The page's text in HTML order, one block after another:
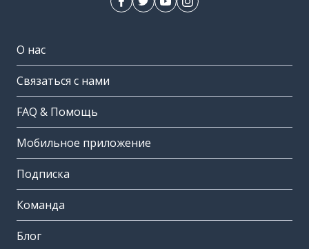
О нас
Связаться с нами
FAQ & Помощь
Мобильное приложение
Подписка
Команда
Блог